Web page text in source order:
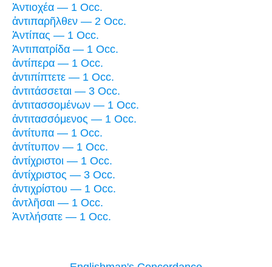
Ἀντιοχέα — 1 Occ.
ἀντιπαρῆλθεν — 2 Occ.
Ἀντίπας — 1 Occ.
Ἀντιπατρίδα — 1 Occ.
ἀντίπερα — 1 Occ.
ἀντιπίπτετε — 1 Occ.
ἀντιτάσσεται — 3 Occ.
ἀντιτασσομένων — 1 Occ.
ἀντιτασσόμενος — 1 Occ.
ἀντίτυπα — 1 Occ.
ἀντίτυπον — 1 Occ.
ἀντίχριστοι — 1 Occ.
ἀντίχριστος — 3 Occ.
ἀντιχρίστου — 1 Occ.
ἀντλῆσαι — 1 Occ.
Ἀντλήσατε — 1 Occ.